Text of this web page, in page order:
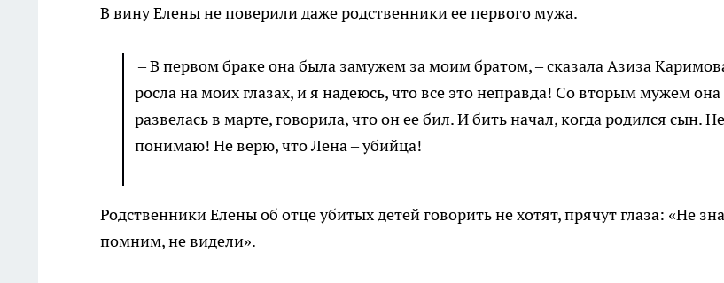
В вину Елены не поверили даже родственники ее первого мужа.
– В первом браке она была замужем за моим братом, – сказала Азиза
росла на моих глазах, и я надеюсь, что все это неправда! Со вторым мужем она
развелась в марте, говорила, что он ее бил. И бить начал, когда родился сын. Не
понимаю! Не верю, что Лена – убийца!
Родственники Елены об отце убитых детей говорить не хотят, прячут глаза: «Не
помним, не видели».